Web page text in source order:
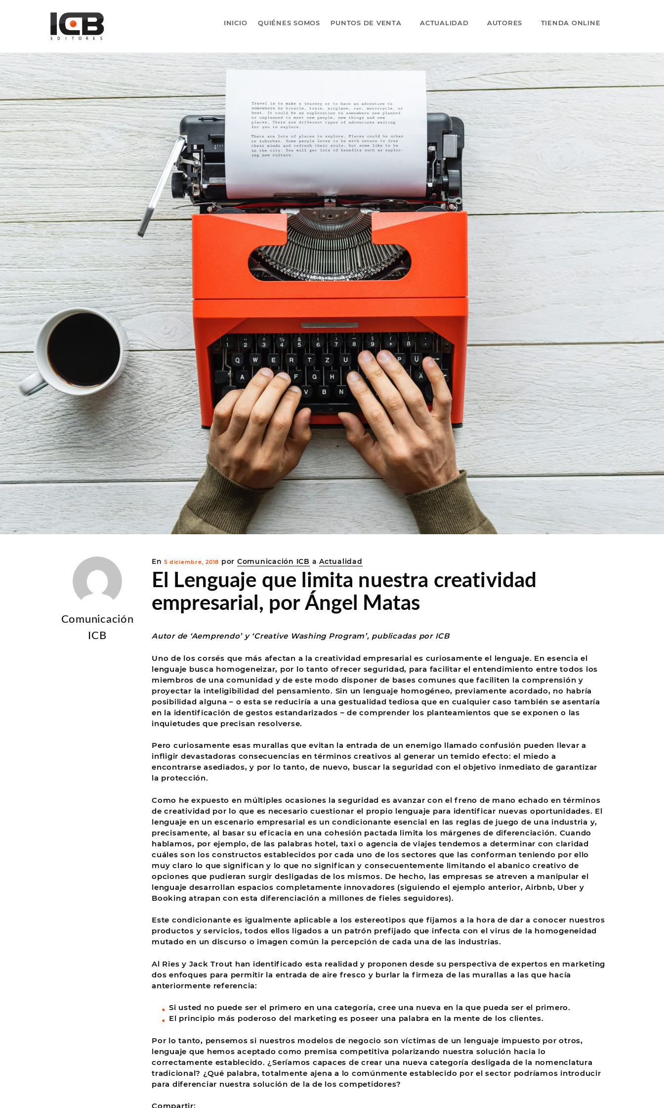
INICIO QUIÉNES SOMOS PUNTOS DE VENTA ACTUALIDAD AUTORES TIENDA ONLINE
Comunicación
ICB
EnPublicado
en
5 diciembre, 2018 por Comunicación ICB a Actualidad
El Lenguaje que limita nuestra creatividad
empresarial, por Ángel Matas
Autor de ‘Aemprendo’ y ‘Creative Washing Program’, publicadas por ICB
Uno de los corsés que más afectan a la creatividad empresarial es curiosamente el lenguaje. En esencia el
lenguaje busca homogeneizar, por lo tanto ofrecer seguridad, para facilitar el entendimiento entre todos los
miembros de una comunidad y de este modo disponer de bases comunes que faciliten la comprensión y
proyectar la inteligibilidad del pensamiento. Sin un lenguaje homogéneo, previamente acordado, no habría
posibilidad alguna – o esta se reduciría a una gestualidad tediosa que en cualquier caso también se asentaría
en la identificación de gestos estandarizados – de comprender los planteamientos que se exponen o las
inquietudes que precisan resolverse.
Pero curiosamente esas murallas que evitan la entrada de un enemigo llamado confusión pueden llevar a
infligir devastadoras consecuencias en términos creativos al generar un temido efecto: el miedo a
encontrarse asediados, y por lo tanto, de nuevo, buscar la seguridad con el objetivo inmediato de garantizar
la protección.
Como he expuesto en múltiples ocasiones la seguridad es avanzar con el freno de mano echado en términos
de creatividad por lo que es necesario cuestionar el propio lenguaje para identificar nuevas oportunidades. El
lenguaje en un escenario empresarial es un condicionante esencial en las reglas de juego de una industria y,
precisamente, al basar su eficacia en una cohesión pactada limita los márgenes de diferenciación. Cuando
hablamos, por ejemplo, de las palabras hotel, taxi o agencia de viajes tendemos a determinar con claridad
cuáles son los constructos establecidos por cada uno de los sectores que las conforman teniendo por ello
muy claro lo que significan y lo que no significan y consecuentemente limitando el abanico creativo de
opciones que pudieran surgir desligadas de los mismos. De hecho, las empresas se atreven a manipular el
lenguaje desarrollan espacios completamente innovadores (siguiendo el ejemplo anterior, Airbnb, Uber y
Booking atrapan con esta diferenciación a millones de fieles seguidores).
Este condicionante es igualmente aplicable a los estereotipos que fijamos a la hora de dar a conocer nuestros
productos y servicios, todos ellos ligados a un patrón prefijado que infecta con el virus de la homogeneidad
mutado en un discurso o imagen común la percepción de cada una de las industrias.
Al Ries y Jack Trout han identificado esta realidad y proponen desde su perspectiva de expertos en marketing
dos enfoques para permitir la entrada de aire fresco y burlar la firmeza de las murallas a las que hacía
anteriormente referencia:
Si usted no puede ser el primero en una categoría, cree una nueva en la que pueda ser el primero.
El principio más poderoso del marketing es poseer una palabra en la mente de los clientes.
Por lo tanto, pensemos si nuestros modelos de negocio son víctimas de un lenguaje impuesto por otros,
lenguaje que hemos aceptado como premisa competitiva polarizando nuestra solución hacia lo
correctamente establecido. ¿Seríamos capaces de crear una nueva categoría desligada de la nomenclatura
tradicional? ¿Qué palabra, totalmente ajena a lo comúnmente establecido por el sector podríamos introducir
para diferenciar nuestra solución de la de los competidores?
Compartir: